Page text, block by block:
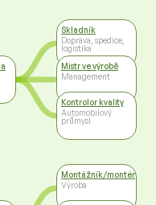
Skladník
Doprava, spedice,
logistika
Mistr ve výrobě
Management
Kontrolor kvality
Automobilový
průmysl
Montážník/montér
Výroba